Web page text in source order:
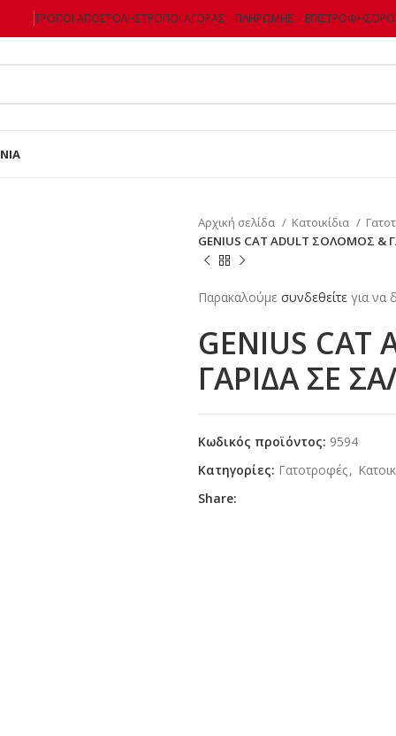
ΤΡΌΠΟΙ ΑΠΟΣΤΟΛΉΣΤΡΌΠΟΙ ΑΓΟΡΆΣ – ΠΛΗΡΩΜΉΣ – ΕΠΙΣΤΡΌΦΗΣ
Αρχική σελίδα Κατοικίδια
GENIUS CAT ADULT ΣΟΛΟΜΟΣ &
Παρακαλούμε συνδεθείτε για να
GENIUS
ΓΑΡΙΔΑ ΣΕ
Κωδικός προϊόντος: 9594
Κατηγορίες: Γατοτροφές,
Share: